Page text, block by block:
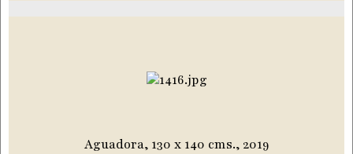
Aguadora, 130 x 140 cms., 2019